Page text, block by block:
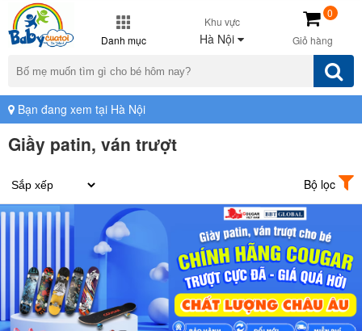
Danh mục
Khu vực
Hà Nội Giỏ hàng
0
Bạn đang xem tại Hà Nội
Giầy patin, ván trượt
Bộ lọc